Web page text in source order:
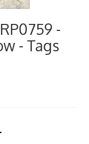
-
- Tags